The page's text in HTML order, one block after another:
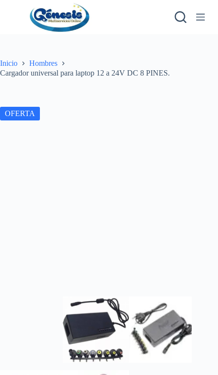
a
l
c
t
e
n
Inicio
Hombres
Cargador universal para laptop 12 a 24V DC 8 PINES.
OFERTA